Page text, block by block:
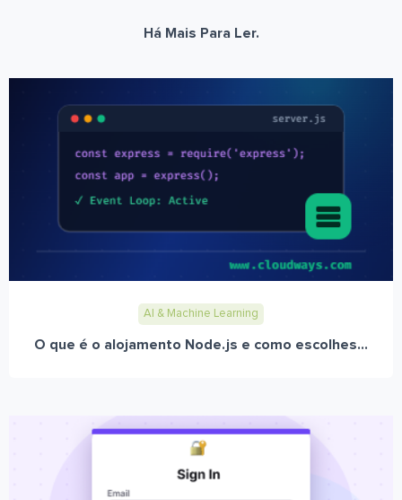
Há Mais Para Ler.
AI & Machine Learning
O que é o alojamento Node.js e como escolhes...